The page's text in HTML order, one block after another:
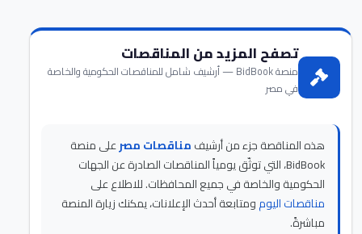
تصفح المزيد من المناقصات
منصة BidBook — أرشيف شامل للمناقصات الحكومية والخاصة
في مصر
هذه المناقصة جزء من أرشيفمناقصات مصرعلى منصة
BidBook، التي توثّق يومياً المناقصات الصادرة عن الجهات
الحكومية والخاصة في جميع المحافظات. للاطلاع على
مناقصات اليومومتابعة أحدث الإعلانات، يمكنك زيارة المنصة
مباشرةً.